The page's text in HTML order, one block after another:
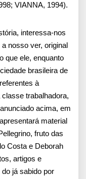
VIANNA, 1994).
interessa-nos
nosso ver, original
que ele, enquanto
brasileira de
à
trabalhadora,
acima, em
material
fruto das
Costa e Deborah
artigos e
já sabido por